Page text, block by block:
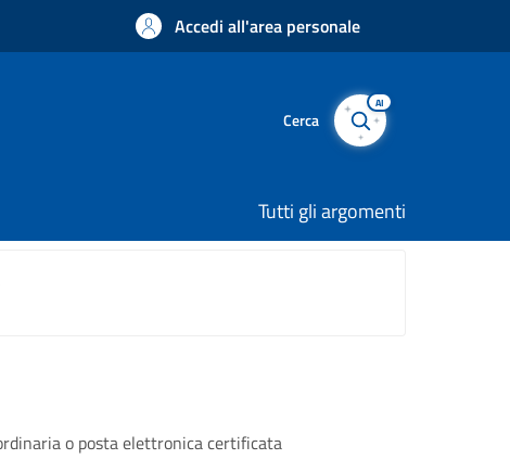
Accedi all'area personale
Cerca
AI
Tutti gli argomenti
o posta elettronica certificata